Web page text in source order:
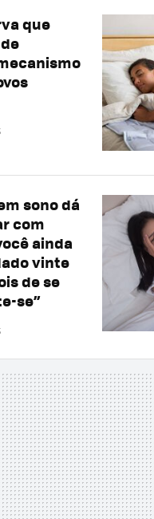
que
sono dá
com
ainda
vinte
de se
se”